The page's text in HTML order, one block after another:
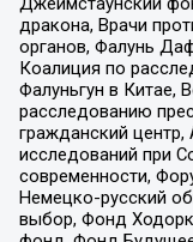
дракона, Врачи
органов, Фалунь
Коалиция по
Фалуньгун в Китае,
расследованию
гражданский
исследований при
современности,
Немецко-русский
выбор, Фонд